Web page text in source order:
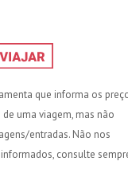
que informa os
uma viagem, mas não
entradas. Não nos
consulte